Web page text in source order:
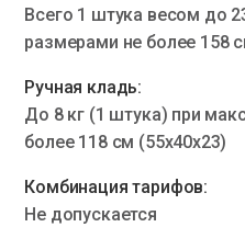
Всего 1 штука весом до
размерами не более 158
Ручная кладь:
До 8 кг (1 штука) при
более 118 см (55x40x23)
Комбинация тарифов:
Не допускается